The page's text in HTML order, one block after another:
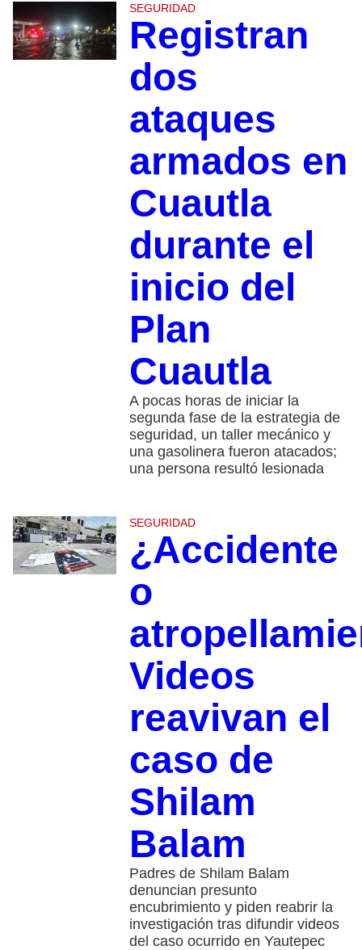
SEGURIDAD
Registran
dos
ataques
armados en
Cuautla
durante el
inicio del
Plan
Cuautla
A pocas horas de iniciar la
segunda fase de la estrategia de
seguridad, un taller mecánico y
una gasolinera fueron atacados;
una persona resultó lesionada
SEGURIDAD
¿Accidente
o
Videos
reavivan el
caso de
Shilam
Balam
Padres de Shilam Balam
denuncian presunto
encubrimiento y piden reabrir la
investigación tras difundir videos
del caso ocurrido en Yautepec